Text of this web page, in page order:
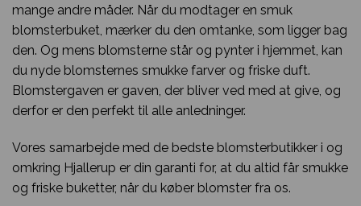
mange andre måder. Når du modtager en smuk
blomsterbuket, mærker du den omtanke, som ligger bag
den. Og mens blomsterne står og pynter i hjemmet, kan
du nyde blomsternes smukke farver og friske duft.
Blomstergaven er gaven, der bliver ved med at give, og
derfor er den perfekt til alle anledninger.
Vores samarbejde med de bedste blomsterbutikker i og
omkring Hjallerup er din garanti for, at du altid får smukke
og friske buketter, når du køber blomster fra os.